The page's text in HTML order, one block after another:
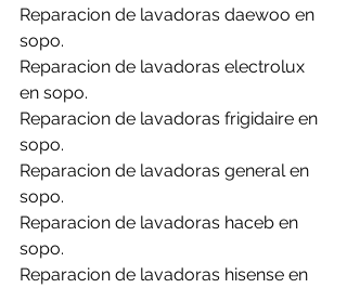
Reparacion de lavadoras daewoo en
sopo.
Reparacion de lavadoras electrolux
en sopo.
Reparacion de lavadoras frigidaire en
sopo.
Reparacion de lavadoras general en
sopo.
Reparacion de lavadoras haceb en
sopo.
Reparacion de lavadoras hisense en